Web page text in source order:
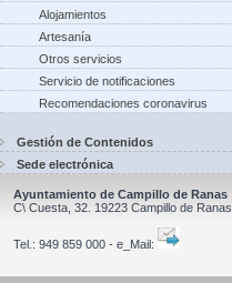
Alojamientos
Artesanía
Otros servicios
Servicio de notificaciones
Recomendaciones coronavirus
Gestión de Contenidos
Sede electrónica
Ayuntamiento de Campillo de Ranas
C\ Cuesta, 32. 19223 Campillo de Ranas
Tel.: 949 859 000 - e_Mail: